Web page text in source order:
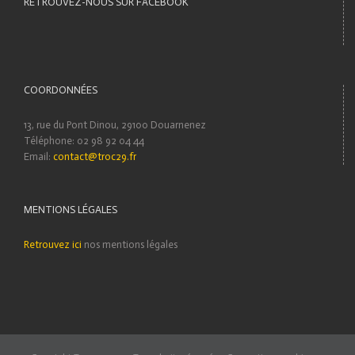
COORDONNÉES
13, rue du Pont Dinou, 29100 Douarnenez
Téléphone: 02 98 92 04 44
Email: contact@troc29.fr
MENTIONS LÉGALES
Retrouvez ici nos mentions légales